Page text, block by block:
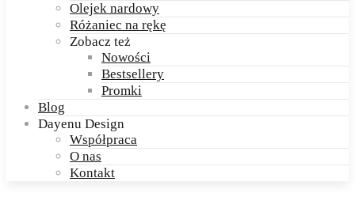
Olejek nardowy
Różaniec na rękę
Zobacz też
Nowości
Bestsellery
Promki
Blog
Dayenu Design
Współpraca
O nas
Kontakt